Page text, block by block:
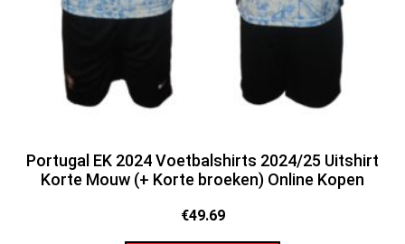
Portugal EK 2024 Voetbalshirts 2024/25 Uitshirt
Korte Mouw (+ Korte broeken) Online Kopen
€49.69